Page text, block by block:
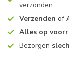
verzonden
Verzenden of
Alles op
Bezorgen